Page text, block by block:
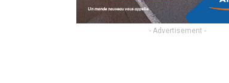
- Advertisement -